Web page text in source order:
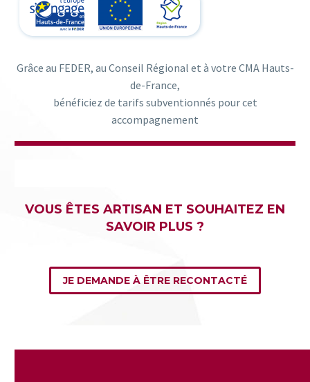
Grâce au FEDER, au Conseil Régional et à votre CMA Hauts-
de-France,
bénéficiez de tarifs subventionnés pour cet
accompagnement
VOUS ÊTES ARTISAN ET SOUHAITEZ EN
SAVOIR PLUS ?
JE DEMANDE À ÊTRE RECONTACTÉ